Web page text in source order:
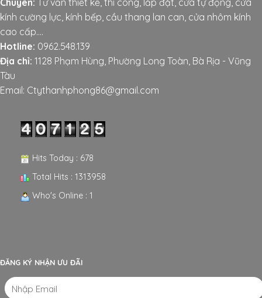
kính cường lực, kính bếp, cầu thang lan can, cửa nhôm kính
cao cấp....
Hotline: 0962.548.139
Địa chỉ: 1128 Phạm Hùng, Phường Long Toàn, Bà Rịa - Vũng
Tàu
Email: Ctythanhphong86@gmail.com
Hits Today : 678
Total Hits : 1313958
Who's Online : 1
ĐĂNG KÝ NHẬN ƯU ĐÃI